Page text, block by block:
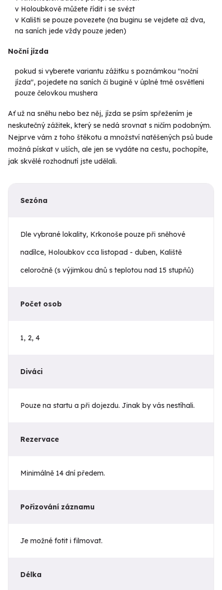
v Holoubkově můžete řídit i se svézt
v Kališti se pouze povezete (na buginu se vejdete až dva,
na saních jede vždy pouze jeden)
Noční jízda
pokud si vyberete variantu zážitku s poznámkou "noční
jízda", pojedete na saních či bugině v úplné tmě osvětleni
pouze čelovkou mushera
Ať už na sněhu nebo bez něj, jízda se psím spřežením je
neskutečný zážitek, který se nedá srovnat s ničím podobným.
Nejprve vám z toho štěkotu a množství natěšených psů bude
možná pískat v uších, ale jen se vydáte na cestu, pochopíte,
jak skvělé rozhodnutí jste udělali.
Sezóna
Dle vybrané lokality, Krkonoše pouze při sněhové
nadílce, Holoubkov cca listopad - duben, Kaliště
celoročně (s výjimkou dnů s teplotou nad 15 stupňů)
Počet osob
1, 2, 4
Diváci
Pouze na startu a při dojezdu. Jinak by vás nestíhali.
Rezervace
Minimálně 14 dní předem.
Pořizování záznamu
Je možné fotit i filmovat.
Délka